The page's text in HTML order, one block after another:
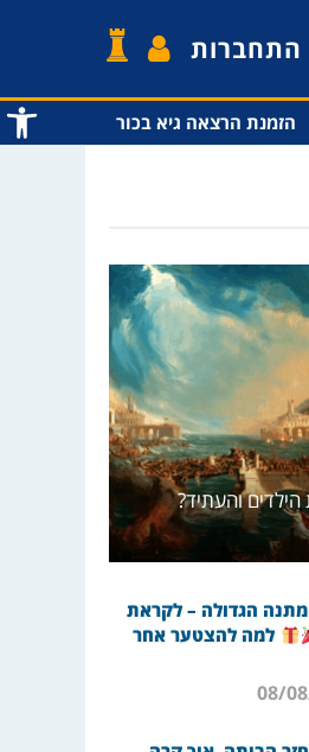
פתח
התחברות
הזמנת הרצאה גיא בכור
והעתיד?
הגדולה – לקראת
למה להצטער אחר